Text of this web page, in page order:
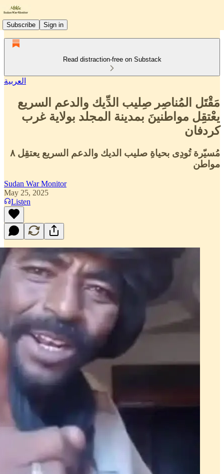
Subscribe Sign in
Read distraction-free on Substack
العربية
مَقْتَل المُناصِر صِليب الدِّيك والدعم السريع
يعْتقِل مواطنينَ بمدينة المجلد بولاية غرب
كردفان
مُسيّرة تُودِى بحياةِ صليب الديك والدعم السريع يعتقِل ٨
مواطن
Sudan War Monitor
May 25, 2025
Listen